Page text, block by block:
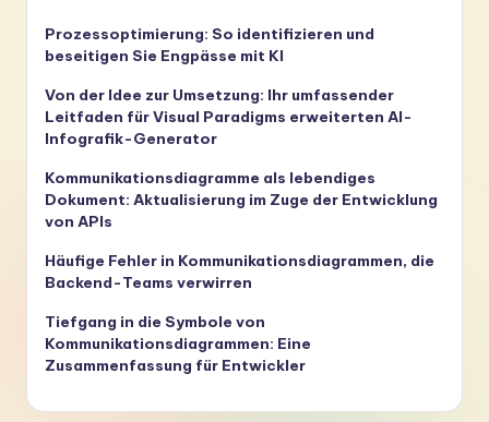
Prozessoptimierung: So identifizieren und
beseitigen Sie Engpässe mit KI
Von der Idee zur Umsetzung: Ihr umfassender
Leitfaden für Visual Paradigms erweiterten AI-
Infografik-Generator
Kommunikationsdiagramme als lebendiges
Dokument: Aktualisierung im Zuge der Entwicklung
von APIs
Häufige Fehler in Kommunikationsdiagrammen, die
Backend-Teams verwirren
Tiefgang in die Symbole von
Kommunikationsdiagrammen: Eine
Zusammenfassung für Entwickler